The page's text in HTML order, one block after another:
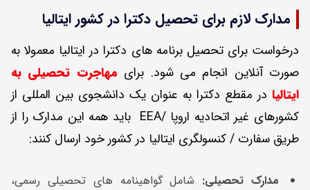
مدارک لازم برای تحصیل دکترا در کشور ایتالیا
درخواست برای تحصیل برنامه های دکترا در ایتالیا معمولا به
صورت آنلاین انجام می شود. برای مهاجرت تحصیلی به
ایتالیا در مقطع دکترا به عنوان یک دانشجوی بین المللی از
کشورهای غیر اتحادیه اروپا /EEA باید همه این مدارک را از
طریق سفارت / کنسولگری ایتالیا در کشور خود ارسال کنند:
مدارک تحصیلی: شامل گواهینامه های تحصیلی رسمی،